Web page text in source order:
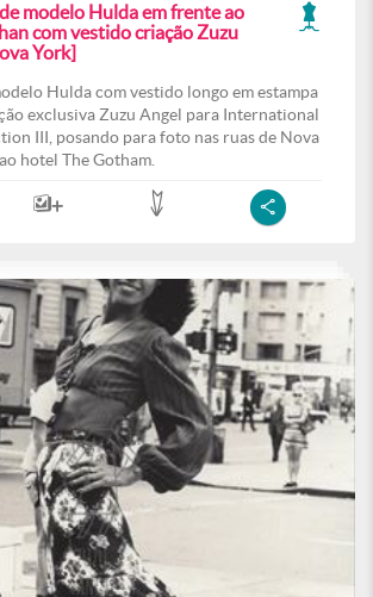
modelo Hulda em frente ao
com vestido criação Zuzu
York]
Hulda com vestido longo em estampa
exclusiva Zuzu Angel para International
III, posando para foto nas ruas de Nova
hotel The Gotham.